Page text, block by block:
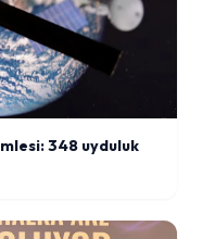
348 uyduluk